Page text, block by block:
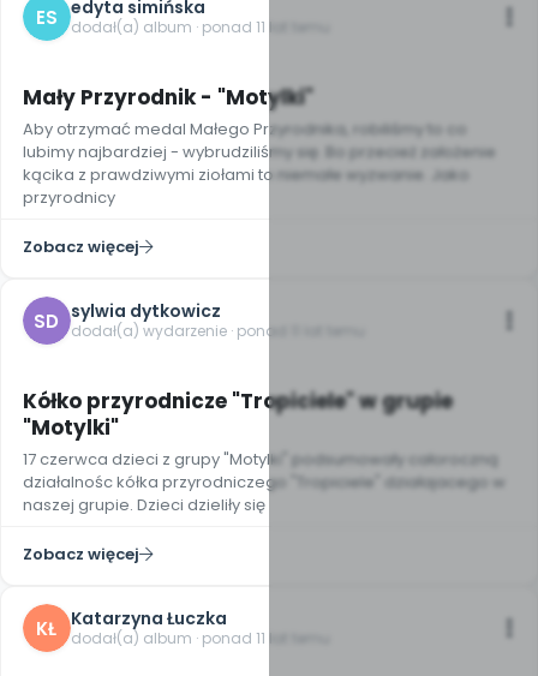
ES edyta simińska
dodał(a) album · ponad 11 lat temu
Mały Przyrodnik - "Motylki"
Aby otrzymać medal Małego Przyrodnika, robiliśmy to co
lubimy najbardziej - wybrudziliśmy się. Bo przecież założenie
kącika z prawdziwymi ziołami to niemałe wyzwanie. Jako
przyrodnicy
Zobacz więcej
SD sylwia dytkowicz
dodał(a) wydarzenie · ponad 11 lat temu
Kółko przyrodnicze "Tropiciele" w grupie
"Motylki"
17 czerwca dzieci z grupy "Motylki" podsumowały całoroczną
działalnośc kółka przyrodniczego "Tropiciele" działajacego w
naszej grupie. Dzieci dzieliły się
Zobacz więcej
KŁ Katarzyna Łuczka
dodał(a) album · ponad 11 lat temu